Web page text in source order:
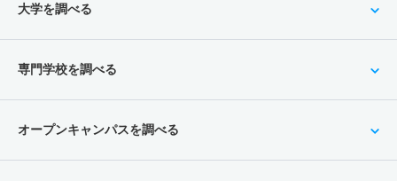
大学を調べる
専門学校を調べる
オープンキャンパスを調べる